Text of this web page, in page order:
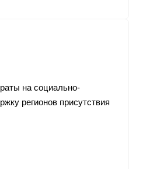
на социально-
регионов присутствия